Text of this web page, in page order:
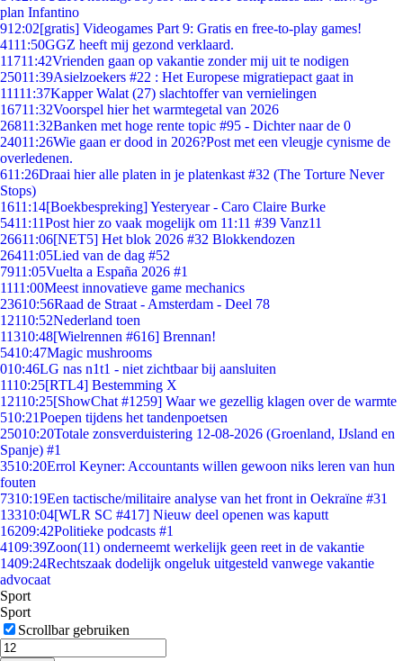
plan Infantino
912:02[gratis] Videogames Part 9: Gratis en free-to-play games!
4111:50GGZ heeft mij gezond verklaard.
11711:42Vrienden gaan op vakantie zonder mij uit te nodigen
25011:39Asielzoekers #22 : Het Europese migratiepact gaat in
11111:37Kapper Walat (27) slachtoffer van vernielingen
16711:32Voorspel hier het warmtegetal van 2026
26811:32Banken met hoge rente topic #95 - Dichter naar de 0
24011:26Wie gaan er dood in 2026?Post met een vleugje cynisme de
overledenen.
611:26Draai hier alle platen in je platenkast #32 (The Torture Never
Stops)
1611:14[Boekbespreking] Yesteryear - Caro Claire Burke
5411:11Post hier zo vaak mogelijk om 11:11 #39 Vanz11
26611:06[NET5] Het blok 2026 #32 Blokkendozen
26411:05Lied van de dag #52
7911:05Vuelta a España 2026 #1
1111:00Meest innovatieve game mechanics
23610:56Raad de Straat - Amsterdam - Deel 78
12110:52Nederland toen
11310:48[Wielrennen #616] Brennan!
5410:47Magic mushrooms
010:46LG nas n1t1 - niet zichtbaar bij aansluiten
1110:25[RTL4] Bestemming X
12110:25[ShowChat #1259] Waar we gezellig klagen over de warmte
510:21Poepen tijdens het tandenpoetsen
25010:20Totale zonsverduistering 12-08-2026 (Groenland, IJsland en
Spanje) #1
3510:20Errol Keyner: Accountants willen gewoon niks leren van hun
fouten
7310:19Een tactische/militaire analyse van het front in Oekraïne #31
13310:04[WLR SC #417] Nieuw deel openen was kaputt
16209:42Politieke podcasts #1
4109:39Zoon(11) onderneemt werkelijk geen reet in de vakantie
1409:24Rechtszaak dodelijk ongeluk uitgesteld vanwege vakantie
advocaat
Sport
Sport
Scrollbar gebruiken